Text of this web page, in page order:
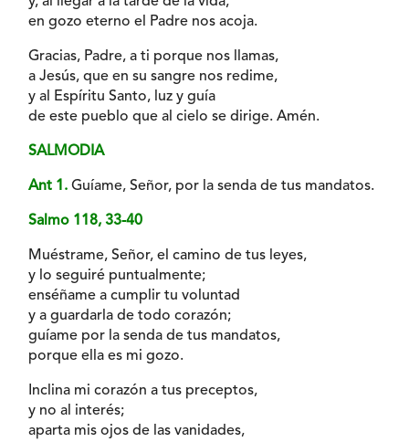
en gozo eterno el Padre nos acoja.
Gracias, Padre, a ti porque nos llamas,
a Jesús, que en su sangre nos redime,
y al Espíritu Santo, luz y guía
de este pueblo que al cielo se dirige. Amén.
SALMODIA
Ant 1. Guíame, Señor, por la senda de tus mandatos.
Salmo 118, 33-40
Muéstrame, Señor, el camino de tus leyes,
y lo seguiré puntualmente;
enséñame a cumplir tu voluntad
y a guardarla de todo corazón;
guíame por la senda de tus mandatos,
porque ella es mi gozo.
Inclina mi corazón a tus preceptos,
y no al interés;
aparta mis ojos de las vanidades,